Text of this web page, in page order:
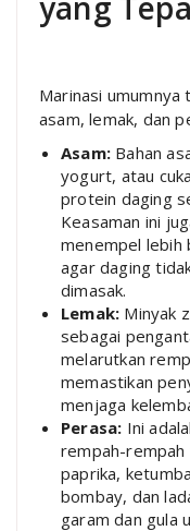
Marinasi
asam, lemak, dan
Asam: Bahan
yogurt, atau
protein daging
Keasaman ini
menempel lebih
agar daging
dimasak.
Lemak: Minyak
sebagai
melarutkan
memastikan
menjaga
Perasa: Ini
rempah-
paprika,
bombay, dan
garam dan gula